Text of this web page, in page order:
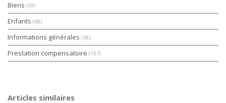
Biens (69)
Enfants (48)
Informations générales (68)
Prestation compensatoire (197)
Articles similaires